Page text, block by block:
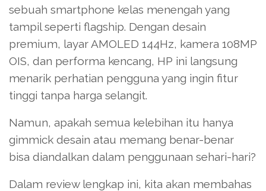
sebuah smartphone kelas menengah yang
tampil seperti flagship. Dengan desain
premium, layar AMOLED 144Hz, kamera 108MP
OIS, dan performa kencang, HP ini langsung
menarik perhatian pengguna yang ingin fitur
tinggi tanpa harga selangit.
Namun, apakah semua kelebihan itu hanya
gimmick desain atau memang benar-benar
bisa diandalkan dalam penggunaan sehari-hari?
Dalam review lengkap ini, kita akan membahas